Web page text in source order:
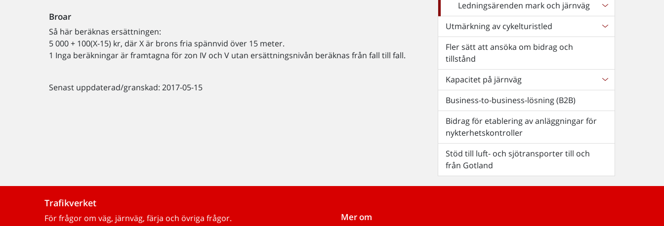
Broar
Så här beräknas ersättningen:
5 000 + 100(X-15) kr, där X är brons fria spännvid över 15 meter.
1 Inga beräkningar är framtagna för zon IV och V utan ersättningsnivån beräknas från fall till fall.
Senast uppdaterad/granskad: 2017-05-15
Ledningsärenden mark och järnväg
Utmärkning av cykelturistled
Fler sätt att ansöka om bidrag och
tillstånd
Kapacitet på järnväg
Business-to-business-lösning (B2B)
Bidrag för etablering av anläggningar för
nykterhetskontroller
Stöd till luft- och sjötransporter till och
från Gotland
Trafikverket
För frågor om väg, järnväg, färja och övriga frågor. Mer om